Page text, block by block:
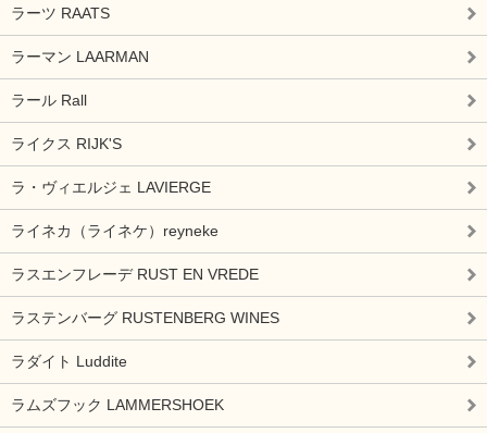
ラーツ RAATS
ラーマン LAARMAN
ラール Rall
ライクス RIJK'S
ラ・ヴィエルジェ LAVIERGE
ライネカ（ライネケ）reyneke
ラスエンフレーデ RUST EN VREDE
ラステンバーグ RUSTENBERG WINES
ラダイト Luddite
ラムズフック LAMMERSHOEK